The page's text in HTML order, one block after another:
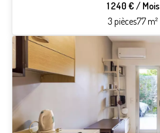
1 240 € / Mois
3 pièces77 m²